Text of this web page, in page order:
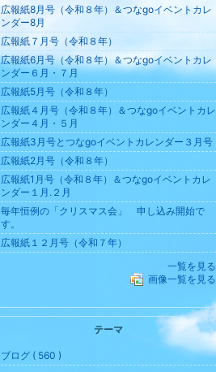
広報紙8月号（令和８年）＆つなgoイベントカレ
ンダー8月
広報紙７月号（令和８年）
広報紙6月号（令和８年）＆つなgoイベントカレ
ンダー６月・７月
広報紙5月号（令和８年）
広報紙４月号（令和８年）＆つなgoイベントカレ
ンダー４月・５月
広報紙3月号とつなgoイベントカレンダー３月号
広報紙2月号（令和８年）
広報紙1月号（令和８年）＆つなgoイベントカレ
ンダー１月.２月
毎年恒例の「クリスマス会」 申し込み開始で
す。
広報紙１２月号（令和７年）
一覧を見る
画像一覧を見る
テーマ
ブログ ( 560 )